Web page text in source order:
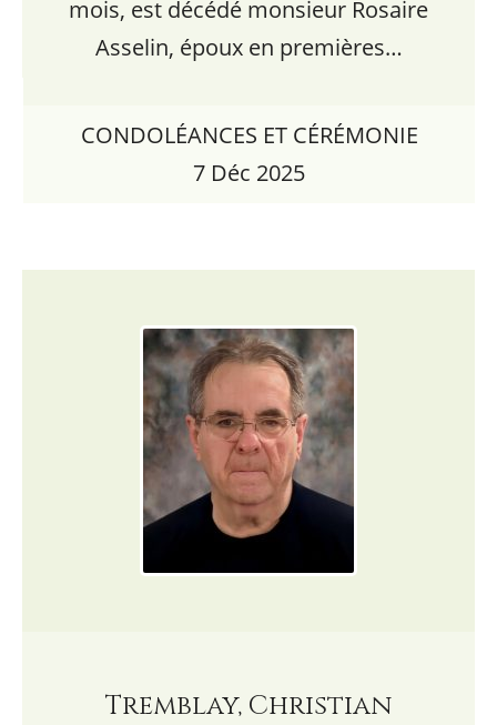
mois, est décédé monsieur Rosaire
Asselin, époux en premières…
CONDOLÉANCES ET CÉRÉMONIE
7 Déc 2025
Tremblay, Christian